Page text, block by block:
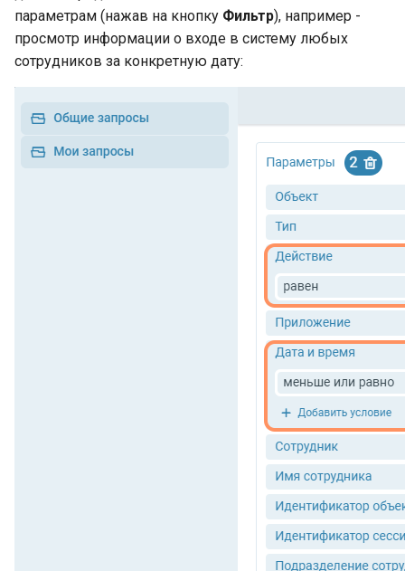
параметрам (нажав на кнопку Фильтр), например -
просмотр информации о входе в систему любых
сотрудников за конкретную дату: